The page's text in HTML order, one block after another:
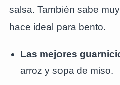
salsa. También sabe
hace ideal para bento.
Las mejores
arroz y sopa de miso.